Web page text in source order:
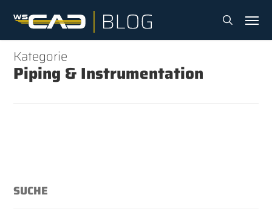
content
search
Kategorie
Piping & Instrumentation
SUCHE